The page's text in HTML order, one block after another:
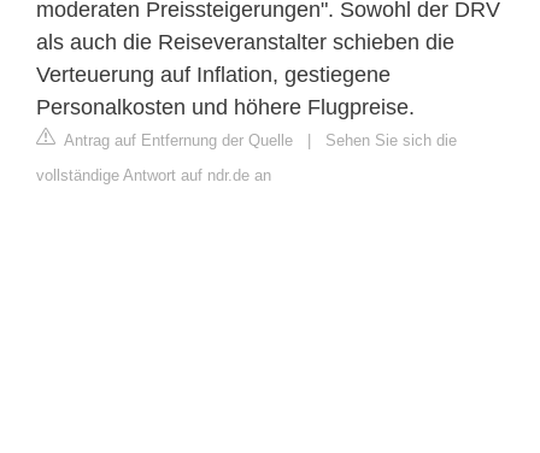
moderaten Preissteigerungen". Sowohl der DRV
als auch die Reiseveranstalter schieben die
Verteuerung auf Inflation, gestiegene
Personalkosten und höhere Flugpreise.
Antrag auf Entfernung der Quelle | Sehen Sie sich die
vollständige Antwort auf ndr.de an